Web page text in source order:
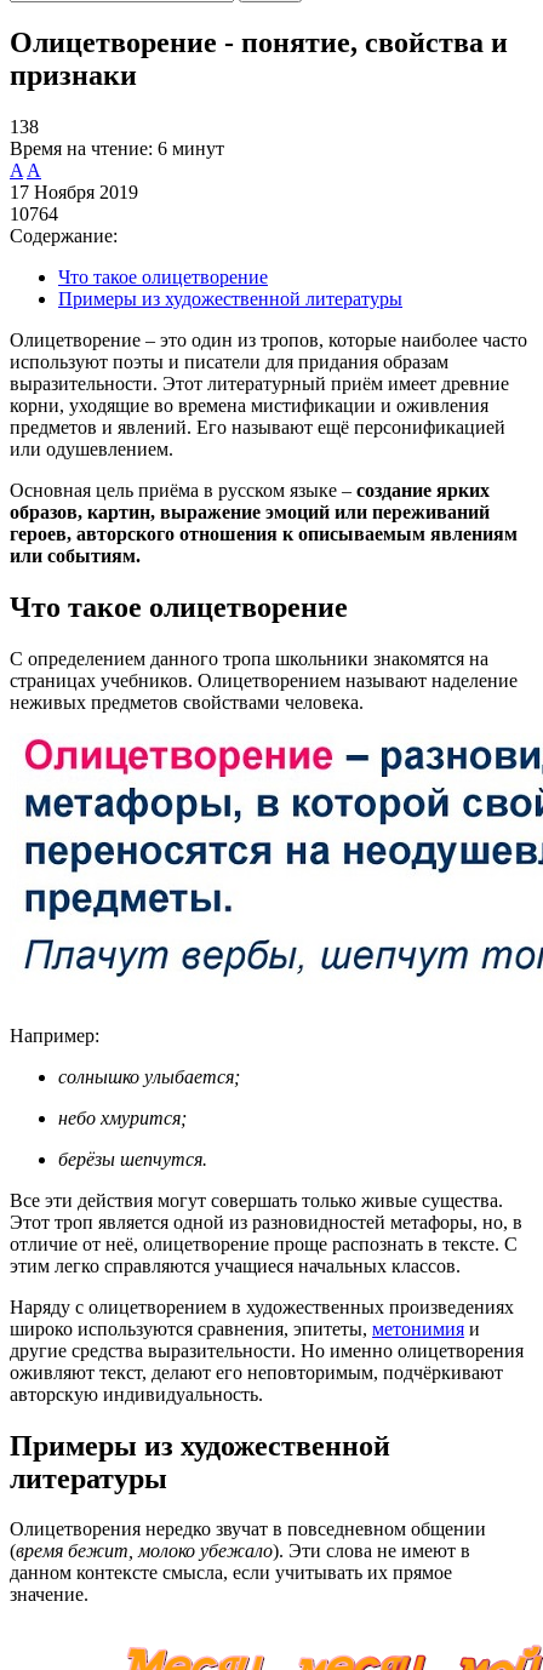
Олицетворение - понятие, свойства и
признаки
138
Время на чтение: 6 минут
A A
17 Ноября 2019
10764
Содержание:
Что такое олицетворение
Примеры из художественной литературы
Олицетворение – это один из тропов, которые наиболее часто
используют поэты и писатели для придания образам
выразительности. Этот литературный приём имеет древние
корни, уходящие во времена мистификации и оживления
предметов и явлений. Его называют ещё персонификацией
или одушевлением.
Основная цель приёма в русском языке – создание ярких
образов, картин, выражение эмоций или переживаний
героев, авторского отношения к описываемым явлениям
или событиям.
Что такое олицетворение
С определением данного тропа школьники знакомятся на
страницах учебников. Олицетворением называют наделение
неживых предметов свойствами человека.
Например:
солнышко улыбается;
небо хмурится;
берёзы шепчутся.
Все эти действия могут совершать только живые существа.
Этот троп является одной из разновидностей метафоры, но, в
отличие от неё, олицетворение проще распознать в тексте. С
этим легко справляются учащиеся начальных классов.
Наряду с олицетворением в художественных произведениях
широко используются сравнения, эпитеты, метонимия и
другие средства выразительности. Но именно олицетворения
оживляют текст, делают его неповторимым, подчёркивают
авторскую индивидуальность.
Примеры из художественной
литературы
Олицетворения нередко звучат в повседневном общении
(время бежит, молоко убежало). Эти слова не имеют в
данном контексте смысла, если учитывать их прямое
значение.